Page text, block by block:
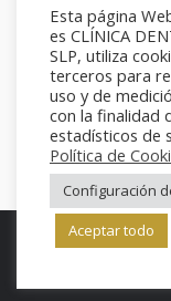
nuestras
Esta página
es CLÍNICA
SLP, utiliza
terceros para
uso y de
con la finalidad
estadísticos de
Política de
Configuración
Aceptar todo